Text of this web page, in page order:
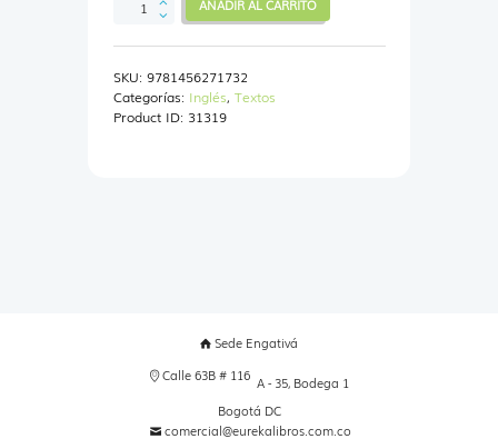
YOUNG
PACK
cantidad
AÑADIR AL CARRITO
SKU: 9781456271732
Categorías: Inglés, Textos
Product ID: 31319
Sede Engativá
Calle 63B # 116 A - 35, Bodega 1
Bogotá DC
comercial@eurekalibros.com.co